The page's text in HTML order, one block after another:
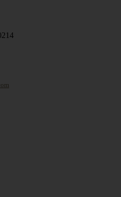
Annahme Filiale MBE 0214